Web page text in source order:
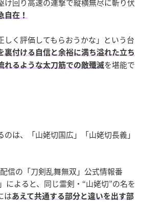
け回り高速の連撃で縦横無尽に斬り伏
自在！
しく評価してもらおうかな」という台
裏付ける自信と余裕に満ち溢れた立ち
れるような太刀筋での敵殲滅を堪能で
は、「山姥切国広」「山姥切長義」
信の「刀剣乱舞無双」公式情報番
によると、同じ霊剣・“山姥切”の名を
はあえて共通する部分と違いを出す部